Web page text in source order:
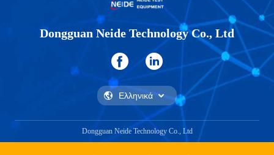
Dongguan Neide Technology Co., Ltd
Dongguan Neide Technology Co., Ltd